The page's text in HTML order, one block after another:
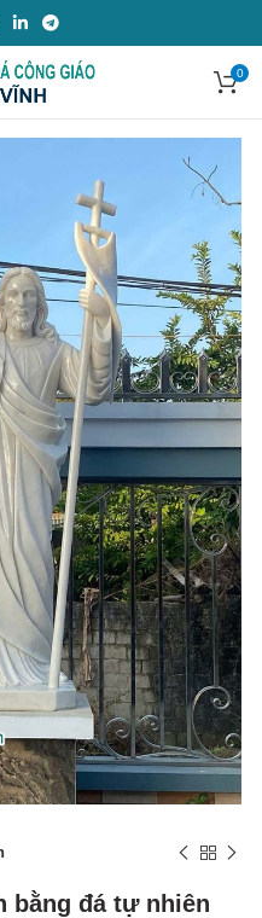
0
bằng đá tự nhiên